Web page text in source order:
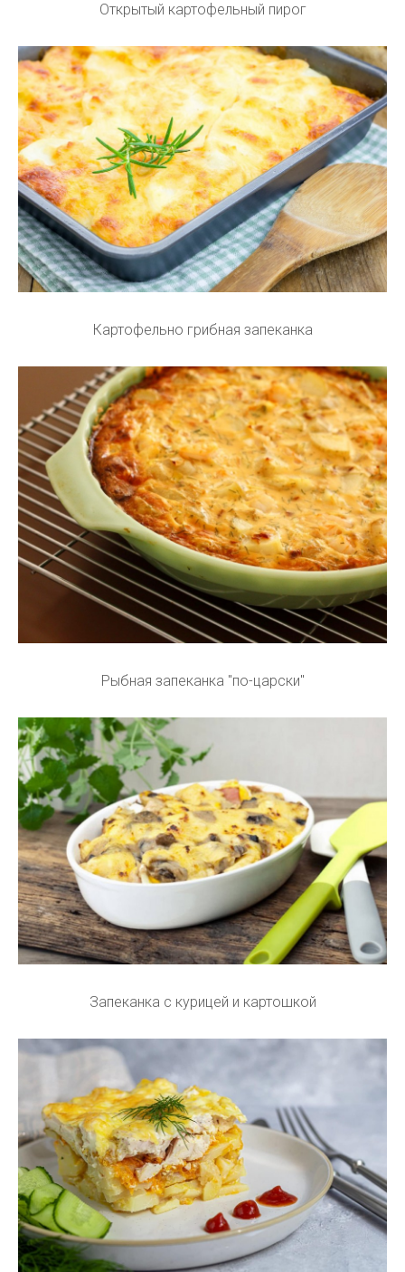
Открытый картофельный пирог
Картофельно грибная запеканка
Рыбная запеканка "по-царски"
Запеканка с курицей и картошкой